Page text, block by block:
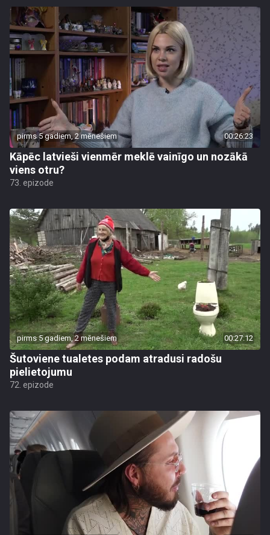
pirms 5 gadiem, 2 mēnešiem 00:26:23
Kāpēc latvieši vienmēr meklē vainīgo un nozākā
viens otru?
73. epizode
pirms 5 gadiem, 2 mēnešiem 00:27:12
Šutoviene tualetes podam atradusi radošu
pielietojumu
72. epizode